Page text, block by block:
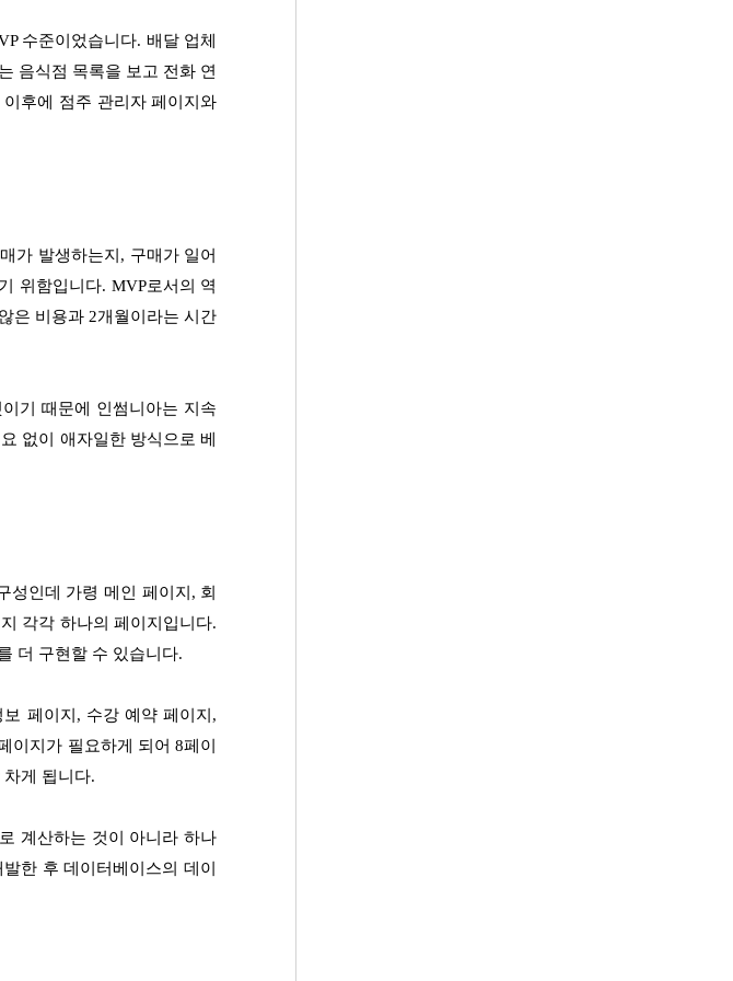
수준이었습니다. 배달 업체
음식점 목록을 보고 전화 연
후에 점주 관리자 페이지와
가 발생하는지, 구매가 일어
위함입니다. MVP로서의 역
은 비용과 2개월이라는 시간
기 때문에 인썸니아는 지속
없이 애자일한 방식으로 베
성인데 가령 메인 페이지, 회
각각 하나의 페이지입니다.
더 구현할 수 있습니다.
페이지, 수강 예약 페이지,
이지가 필요하게 되어 8페이
게 됩니다.
계산하는 것이 아니라 하나
한 후 데이터베이스의 데이